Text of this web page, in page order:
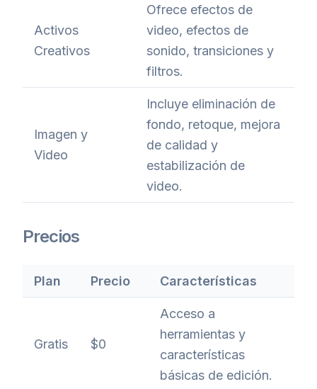
Activos
Creativos
Ofrece efectos de
video, efectos de
sonido, transiciones y
filtros.
Imagen y
Video
Incluye eliminación de
fondo, retoque, mejora
de calidad y
estabilización de
video.
Precios
Plan Precio Características
Gratis $0
Acceso a
herramientas y
características
básicas de edición.